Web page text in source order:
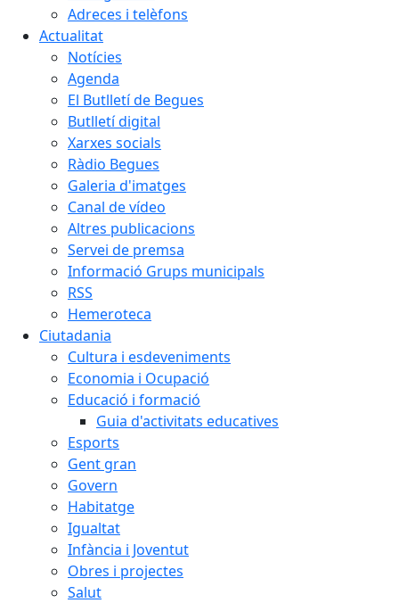
Adreces i telèfons
Actualitat
Notícies
Agenda
El Butlletí de Begues
Butlletí digital
Xarxes socials
Ràdio Begues
Galeria d'imatges
Canal de vídeo
Altres publicacions
Servei de premsa
Informació Grups municipals
RSS
Hemeroteca
Ciutadania
Cultura i esdeveniments
Economia i Ocupació
Educació i formació
Guia d'activitats educatives
Esports
Gent gran
Govern
Habitatge
Igualtat
Infància i Joventut
Obres i projectes
Salut